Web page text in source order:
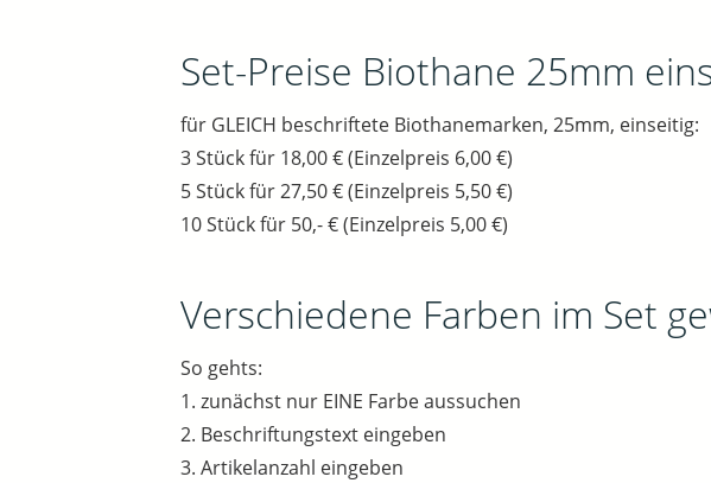
Set-Preise Biothane 25mm
für GLEICH beschriftete Biothanemarken, 25mm, einseitig:
3 Stück für 18,00 € (Einzelpreis 6,00 €)
5 Stück für 27,50 € (Einzelpreis 5,50 €)
10 Stück für 50,- € (Einzelpreis 5,00 €)
Verschiedene Farben im Set
So gehts:
1. zunächst nur EINE Farbe aussuchen
2. Beschriftungstext eingeben
3. Artikelanzahl eingeben